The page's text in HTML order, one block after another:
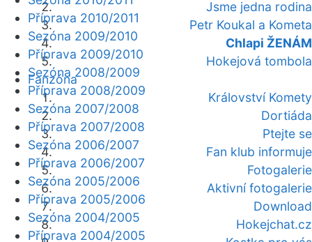
Jsme jedna rodina
Petr Koukal a Kometa
Chlapi ŽENÁM
Hokejová tombola
Fanzóna
Království Komety
Dortiáda
Ptejte se
Fan klub informuje
Fotogalerie
Aktivní fotogalerie
Download
Hokejchat.cz
Příprava 2010/2011
Sezóna 2009/2010
Příprava 2009/2010
Sezóna 2008/2009
Příprava 2008/2009
Sezóna 2007/2008
Příprava 2007/2008
Sezóna 2006/2007
Příprava 2006/2007
Sezóna 2005/2006
Příprava 2005/2006
Sezóna 2004/2005
Příprava 2004/2005